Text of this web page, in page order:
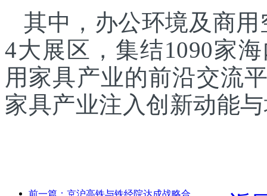
其中，办公环境及商
4大展区，集结1090家
用家具产业的前沿交流
家具产业注入创新动能